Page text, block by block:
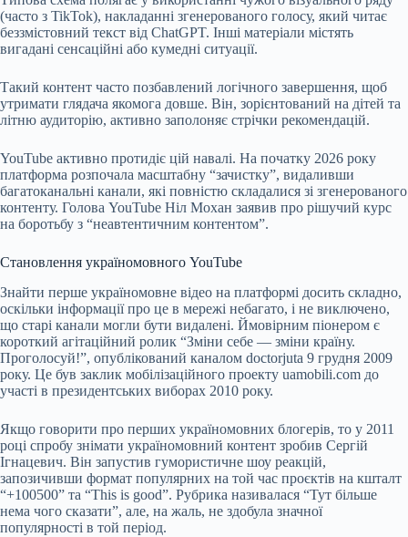
(часто з TikTok), накладанні згенерованого голосу, який читає
беззмістовний текст від ChatGPT. Інші матеріали містять
вигадані сенсаційні або кумедні ситуації.
Такий контент часто позбавлений логічного завершення, щоб
утримати глядача якомога довше. Він, зорієнтований на дітей та
літню аудиторію, активно заполоняє стрічки рекомендацій.
YouTube активно протидіє цій навалі. На початку 2026 року
платформа розпочала масштабну “зачистку”, видаливши
багатоканальні канали, які повністю складалися зі згенерованого
контенту. Голова YouTube Ніл Мохан заявив про рішучий курс
на боротьбу з “неавтентичним контентом”.
Становлення україномовного YouTube
Знайти перше україномовне відео на платформі досить складно,
оскільки інформації про це в мережі небагато, і не виключено,
що старі канали могли бути видалені. Ймовірним піонером є
короткий агітаційний ролик “Зміни себе — зміни країну.
Проголосуй!”, опублікований каналом doctorjuta 9 грудня 2009
року. Це був заклик мобілізаційного проекту uamobili.com до
участі в президентських виборах 2010 року.
Якщо говорити про перших україномовних блогерів, то у 2011
році спробу знімати україномовний контент зробив Сергій
Ігнацевич. Він запустив гумористичне шоу реакцій,
запозичивши формат популярних на той час проєктів на кшталт
“+100500” та “This is good”. Рубрика називалася “Тут більше
нема чого сказати”, але, на жаль, не здобула значної
популярності в той період.